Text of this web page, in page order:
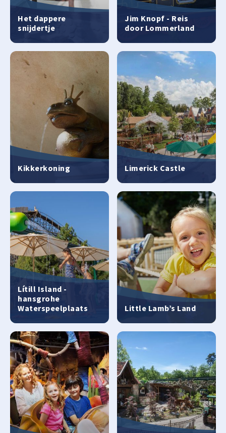
Het dappere
snijdertje
Jim Knopf - Reis
door Lommerland
Kikkerkoning Limerick Castle
Lítill Island -
hansgrohe
Waterspeelplaats
Little Lamb’s Land